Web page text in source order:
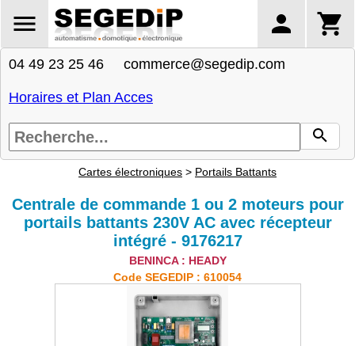
04 49 23 25 46 commerce@segedip.com
Horaires et Plan Acces
Cartes électroniques > Portails Battants
Centrale de commande 1 ou 2 moteurs pour
portails battants 230V AC avec récepteur
intégré - 9176217
BENINCA : HEADY
Code SEGEDIP : 610054